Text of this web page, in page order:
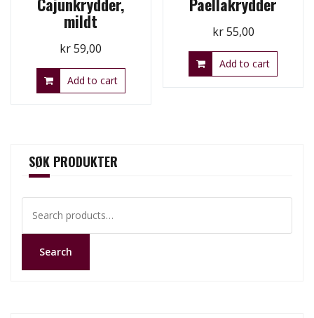
mildt
kr59,00
Add to cart
kr55,00
Add to cart
SØK PRODUKTER
for:
Search